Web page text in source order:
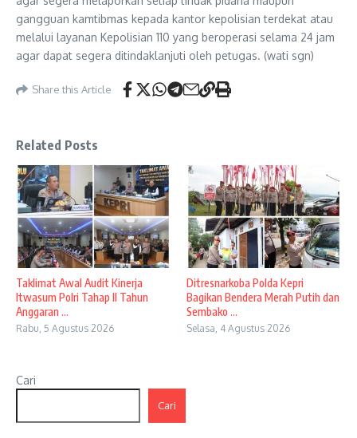
gangguan kamtibmas kepada kantor kepolisian terdekat atau
melalui layanan Kepolisian 110 yang beroperasi selama 24 jam
agar dapat segera ditindaklanjuti oleh petugas. (wati sgn)
Share this Article
Related Posts
Taklimat Awal Audit Kinerja
Itwasum Polri Tahap II Tahun
Anggaran ...
Rabu, 5 Agustus 2026
Ditresnarkoba Polda Kepri
Bagikan Bendera Merah Putih dan
Sembako ...
Selasa, 4 Agustus 2026
Cari
Cari